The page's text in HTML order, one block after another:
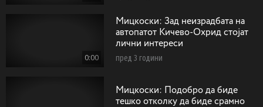
0:00
Мицкоски: Зад неизрадбата на
автопатот Кичево-Охрид стојат
лични интереси
пред 3 години
Мицкоски: Подобро да биде
тешко отколку да биде срамно